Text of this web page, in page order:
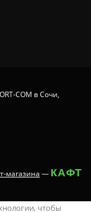
COM в Сочи,
магазина — КАФТ
чтобы